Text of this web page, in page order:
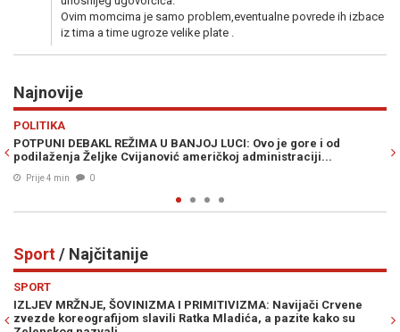
Ovim momcima je samo problem,eventualne povrede ih izbace
iz tima a time ugroze velike plate .
Najnovije
Ovo je gore i od
PRVA REAKCIJA MOSKVE: Putinov režimski
Aleksandra Vučića...
Sport/ Najčitanije
Navijači Crvene
a pazite kako su
SPALLETTI POSLAO BH. DRAGULJA NA
debitovao protiv Intera